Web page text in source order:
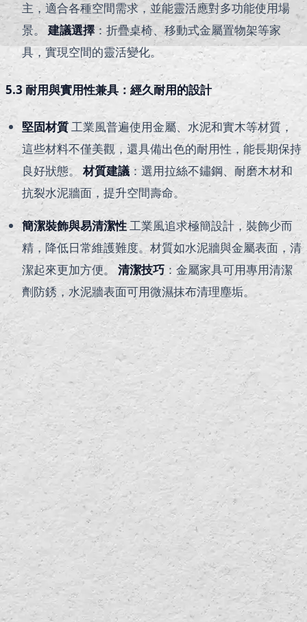
主，適合各種空間需求，並能靈活應對多功能使用場
景。 建議選擇 ：折疊桌椅、移動式金屬置物架等家
具，實現空間的靈活變化。
5.3 耐用與實用性兼具：經久耐用的設計
堅固材質工業風普遍使用金屬、水泥和實木等材質，
這些材料不僅美觀，還具備出色的耐用性，能長期保持
良好狀態。材質建議 ：選用拉絲不鏽鋼、耐磨木材和
抗裂水泥牆面，提升空間壽命。
簡潔裝飾與易清潔性工業風追求極簡設計，裝飾少而
精，降低日常維護難度。材質如水泥牆與金屬表面，清
潔起來更加方便。 清潔技巧 ：金屬家具可用專用清潔
劑防銹，水泥牆表面可用微濕抹布清理塵垢。